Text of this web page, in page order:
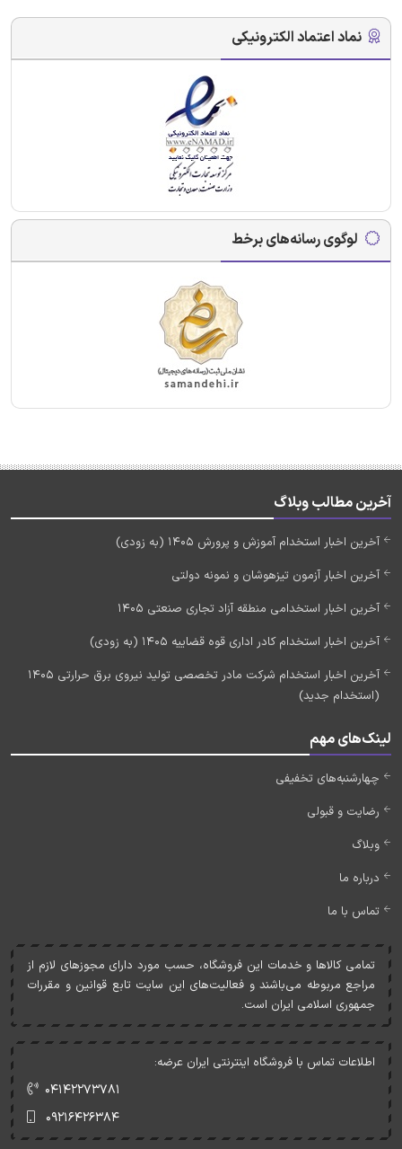
نماد اعتماد الکترونیکی
لوگوی رسانه‌های برخط
آخرین مطالب وبلاگ
آخرین اخبار استخدام آموزش و پرورش 1405 (به زودی)
آخرین اخبار آزمون تیزهوشان و نمونه دولتی
آخرین اخبار استخدامی منطقه آزاد تجاری صنعتی 1405
آخرین اخبار استخدام کادر اداری قوه قضاییه 1405 (به زودی)
آخرین اخبار استخدام شرکت مادر تخصصی تولید نیروی برق حرارتی 1405
(استخدام جدید)
لینک‌های مهم
چهارشنبه‌های تخفیفی
رضایت و قبولی
وبلاگ
درباره ما
تماس با ما
تمامی کالاها و خدمات اين فروشگاه، حسب مورد دارای مجوزهای لازم از
مراجع مربوطه می‌باشند و فعاليت‌های اين سايت تابع قوانين و مقررات
جمهوری اسلامی ايران است.
اطلاعات تماس با فروشگاه اینترنتی ایران عرضه:
۰۴۱۴۲۲۷۳۷۸۱
۰۹۲۱۶۴۲۶۳۸۴